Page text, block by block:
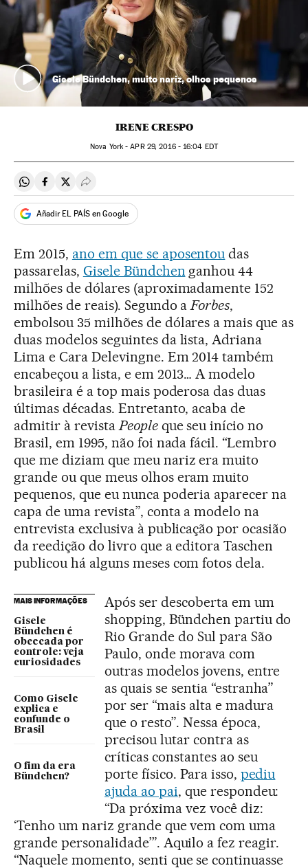
Gisele Bündchen, muito nariz, olhos pequenos
IRENE CRESPO
Nova York -APR29, 2016 - 16:04 EDT
Compartir en Whatsapp
Compartir en Facebook
Compartir en Twitter
Desplegar Redes Sociales
Añadir EL PAÍS en Google
Em 2015, ano em que se aposentou das
passarelas, Gisele Bündchen ganhou 44
milhões de dólares (aproximadamente 152
milhões de reais). Segundo aForbes,
embolsou 35 milhões de dólares a mais que as
duas modelos seguintes da lista, Adriana
Lima e Cara Delevingne. Em 2014 também
encabeçou a lista, e em 2013… A modelo
brasileira é a top mais poderosa das duas
últimas décadas. Entretanto, acaba de
admitir à revistaPeopleque seu início no
Brasil, em 1995, não foi nada fácil. “Lembro
que me diziam que meu nariz era muito
grande ou que meus olhos eram muito
pequenos, que eu nunca poderia aparecer na
capa de uma revista”, conta a modelo na
entrevista exclusiva à publicação por ocasião
da reedição do livro que a editora Taschen
publicou há alguns meses com fotos dela.
MAIS INFORMAÇÕES
Gisele
Bündchen é
obcecada por
controle: veja
curiosidades
Como Gisele
explica e
confunde o
Brasil
O fim da era
Bündchen?
Após ser descoberta em um
shopping, Bündchen partiu do
Rio Grande do Sul para São
Paulo, onde morava com
outras modelos jovens, entre
as quais se sentia “estranha”
por ser “mais alta e madura
que o resto”. Nessa época,
precisou lutar contra as
críticas constantes ao seu
porte físico. Para isso, pediu
ajuda ao pai, que respondeu:
“Da próxima vez você diz:
‘Tenho um nariz grande que vem com uma
grande personalidade’”. Aquilo a fez reagir.
“Naquele momento, senti que se continuasse